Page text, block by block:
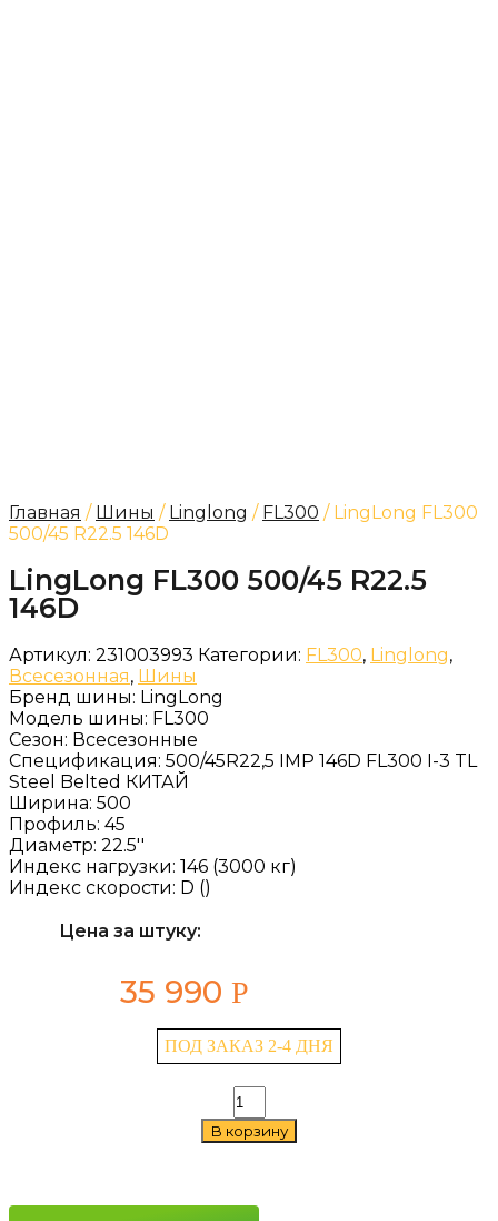
Главная / Шины / Linglong / FL300 / LingLong FL300
500/45 R22.5 146D
LingLong FL300 500/45 R22.5
146D
Артикул: 231003993 Категории: FL300, Linglong,
Всесезонная, Шины
Бренд шины: LingLong
Модель шины: FL300
Сезон: Всесезонные
Спецификация: 500/45R22,5 IMP 146D FL300 I-3 TL
Steel Belted КИТАЙ
Ширина: 500
Профиль: 45
Диаметр: 22.5''
Индекс нагрузки: 146 (3000 кг)
Индекс скорости: D ()
Цена за штуку:
35 990 Р
ПОД ЗАКАЗ 2-4 ДНЯ
Количество
товара
LingLong
146D
В корзину